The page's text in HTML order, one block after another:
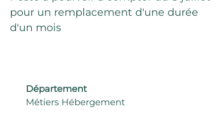
pour un remplacement d'une durée
d'un mois
Département
Métiers Hébergement